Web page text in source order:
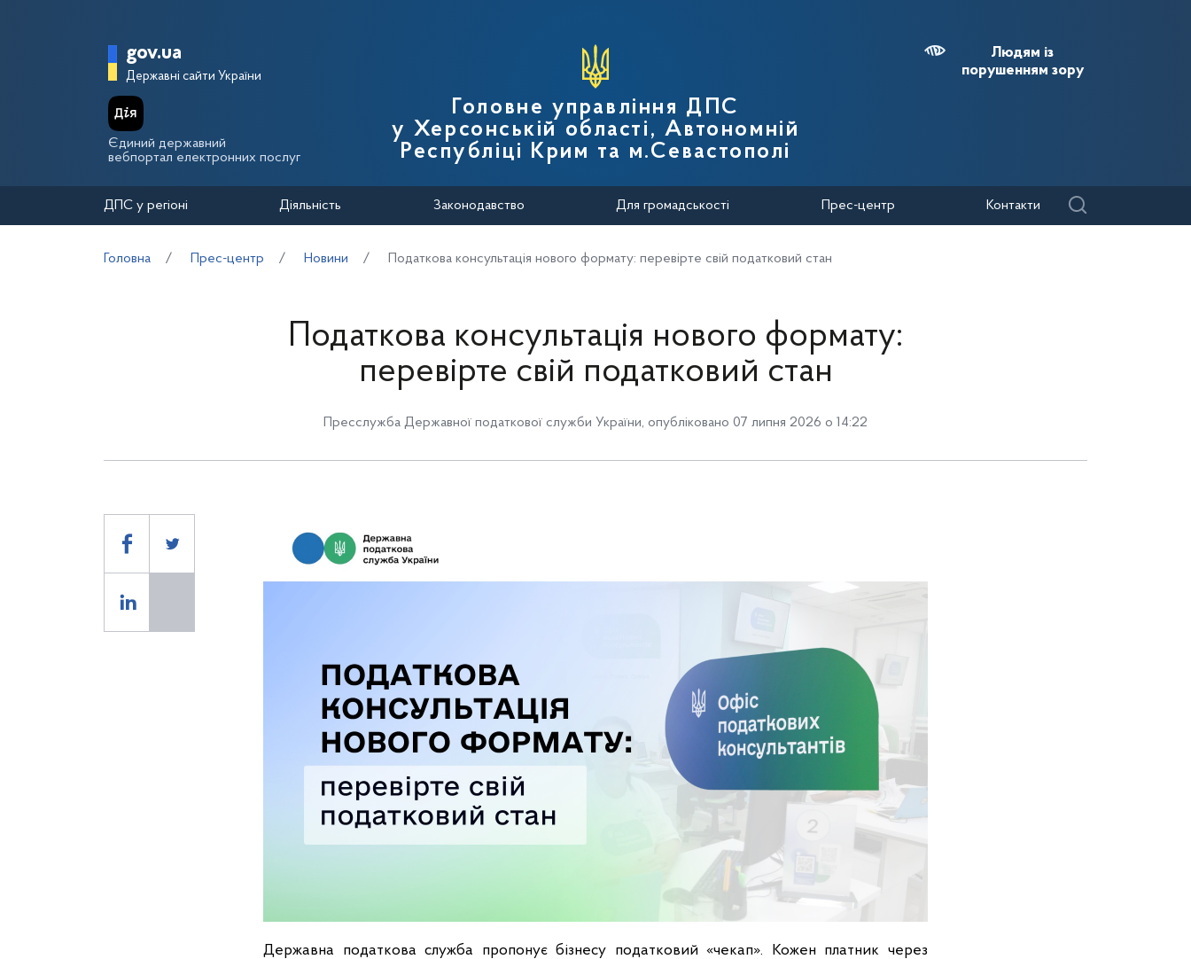
Головна сторінка Державної податкової служби України
gov.ua
Державні сайти України
Єдиний державний
вебпортал електронних послуг
Головне управління ДПС
у Херсонській області, Автономній
Республіці Крим та м.Севастополі
Людям із
порушенням зору
ДПС у регіоні Діяльність Законодавство Для громадськості Прес-центр Контакти
Головна Прес-центр Новини Податкова консультація нового формату: перевірте свій податковий стан
Податкова консультація нового формату:
перевірте свій податковий стан
Пресслужба Державної податкової служби України, опубліковано 07 липня 2026 о 14:22
Державна податкова служба пропонує бізнесу податковий «чекап». Кожен платник через